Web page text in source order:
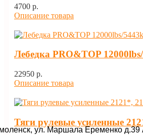
ул. Маршала Еременко
4700 p.
Описание товара
Лебедка PRO&TOP
22950 p.
Описание товара
Тяги рулевые усиленные